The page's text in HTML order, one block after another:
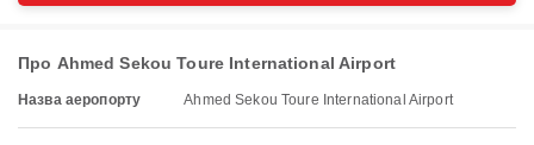
Про Ahmed Sekou Toure International Airport
Назва аеропорту Ahmed Sekou Toure International Airport